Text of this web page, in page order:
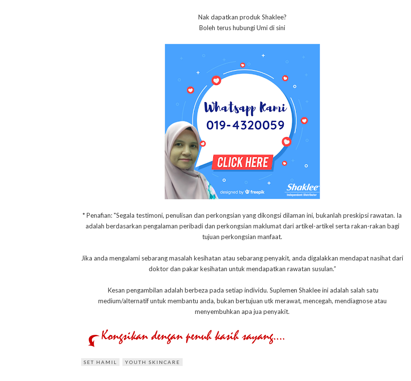
Nak dapatkan produk Shaklee?
Boleh terus hubungi Umi di sini
* Penafian: "Segala testimoni, penulisan dan perkongsian yang dikongsi dilaman ini, bukanlah preskipsi rawatan. Ia
adalah berdasarkan pengalaman peribadi dan perkongsian maklumat dari artikel-artikel serta rakan-rakan bagi
tujuan perkongsian manfaat.
Jika anda mengalami sebarang masalah kesihatan atau sebarang penyakit, anda digalakkan mendapat nasihat dari
doktor dan pakar kesihatan untuk mendapatkan rawatan susulan.”
Kesan pengambilan adalah berbeza pada setiap individu. Suplemen Shaklee ini adalah salah satu
medium/alternatif untuk membantu anda, bukan bertujuan utk merawat, mencegah, mendiagnose atau
menyembuhkan apa jua penyakit.
SET HAMIL YOUTH SKINCARE